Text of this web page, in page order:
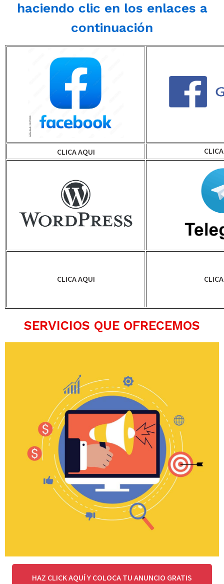
haciendo clic en los enlaces a
continuación
CLICA AQUI
CLICA AQUI
SERVICIOS QUE OFRECEMOS
HAZ CLICK AQUÍ Y COLOCA TU ANUNCIO GRATIS